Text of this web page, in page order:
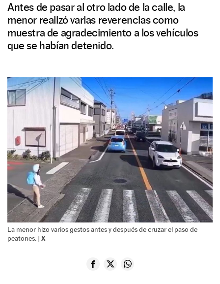
Antes de pasar al otro lado de la calle, la
menor realizó varias reverencias como
muestra de agradecimiento a los vehículos
que se habían detenido.
La menor hizo varios gestos antes y después de cruzar el paso de
peatones. | X